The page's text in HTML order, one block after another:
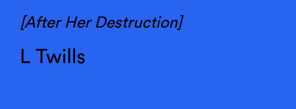
[After Her Destruction]
L Twills